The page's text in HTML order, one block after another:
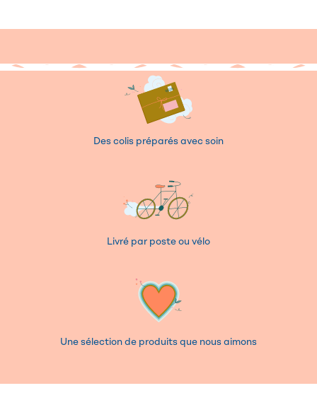
Des colis préparés avec soin
Livré par poste ou vélo
Une sélection de produits que nous aimons